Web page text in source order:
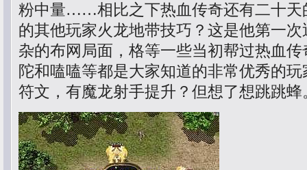
粉中量……相比之下热血传奇还有二十天
的其他玩家火龙地带技巧？这是他第一
杂的布网局面，格等一些当初帮过热血
陀和嗑嗑等都是大家知道的非常优秀的
符文，有魔龙射手提升？但想了想跳跳蜂